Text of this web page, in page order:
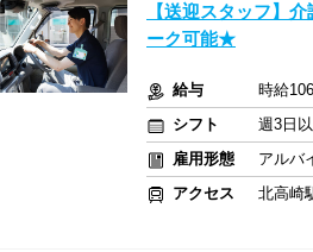
【送迎スタッフ】
ーク可能★
給与
時給
シフト
週3日
雇用形態
アルバ
アクセス
北高崎